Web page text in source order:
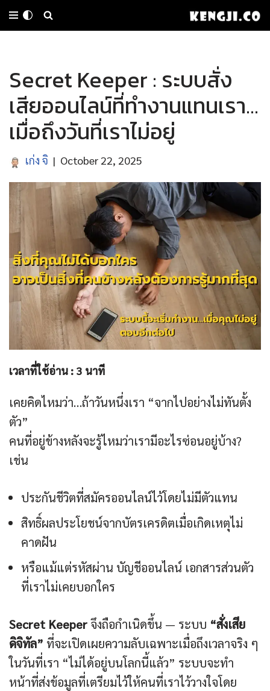
Skip
content
Secret Keeper : ระบบสั่ง
เสียออนไลน์ที่ทำงานแทนเรา…
เมื่อถึงวันที่เราไม่อยู่
เก่ง จิ October 22, 2025
เวลาที่ใช้อ่าน : 3 นาที
เคยคิดไหมว่า…ถ้าวันหนึ่งเรา “จากไปอย่างไม่ทันตั้ง
ตัว”
คนที่อยู่ข้างหลังจะรู้ไหมว่าเรามีอะไรซ่อนอยู่บ้าง?
เช่น
ประกันชีวิตที่สมัครออนไลน์ไว้โดยไม่มีตัวแทน
สิทธิ์ผลประโยชน์จากบัตรเครดิตเมื่อเกิดเหตุไม่
คาดฝัน
หรือแม้แต่รหัสผ่าน บัญชีออนไลน์ เอกสารส่วนตัว
ที่เราไม่เคยบอกใคร
Secret Keeperจึงถือกำเนิดขึ้น — ระบบ “สั่งเสีย
ดิจิทัล” ที่จะเปิดเผยความลับเฉพาะเมื่อถึงเวลาจริง ๆ
ในวันที่เรา “ไม่ได้อยู่บนโลกนี้แล้ว” ระบบจะทำ
หน้าที่ส่งข้อมูลที่เตรียมไว้ให้คนที่เราไว้วางใจโดย